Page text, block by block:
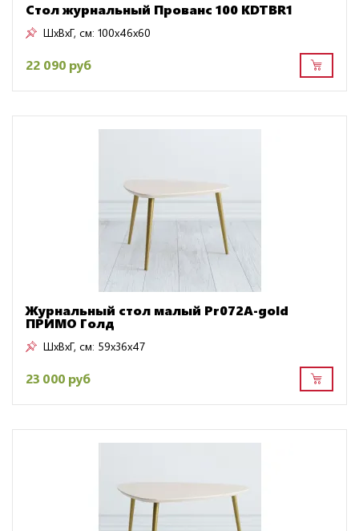
Стол журнальный Прованс 100 KDTBR1
ШxВxГ, см: 100x46x60
22 090 руб
Журнальный стол малый Pr072A-gold
ПРИМО Голд
ШxВxГ, см: 59x36x47
23 000 руб